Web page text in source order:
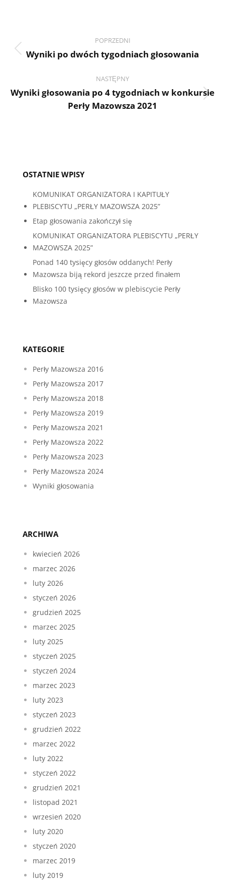
navigation
POPRZEDNI
Previous
Wyniki po dwóch tygodniach głosowania
NASTĘPNY
Next
post:
Wyniki głosowania po 4 tygodniach w konkursie
Perły Mazowsza 2021
OSTATNIE WPISY
KOMUNIKAT ORGANIZATORA I KAPITUŁY
PLEBISCYTU „PERŁY MAZOWSZA 2025”
Etap głosowania zakończył się
KOMUNIKAT ORGANIZATORA PLEBISCYTU „PERŁY
MAZOWSZA 2025”
Ponad 140 tysięcy głosów oddanych! Perły
Mazowsza biją rekord jeszcze przed finałem
Blisko 100 tysięcy głosów w plebiscycie Perły
Mazowsza
KATEGORIE
Perły Mazowsza 2016
Perły Mazowsza 2017
Perły Mazowsza 2018
Perły Mazowsza 2019
Perły Mazowsza 2021
Perły Mazowsza 2022
Perły Mazowsza 2023
Perły Mazowsza 2024
Wyniki głosowania
ARCHIWA
kwiecień 2026
marzec 2026
luty 2026
styczeń 2026
grudzień 2025
marzec 2025
luty 2025
styczeń 2025
styczeń 2024
marzec 2023
luty 2023
styczeń 2023
grudzień 2022
marzec 2022
luty 2022
styczeń 2022
grudzień 2021
listopad 2021
wrzesień 2020
luty 2020
styczeń 2020
marzec 2019
luty 2019